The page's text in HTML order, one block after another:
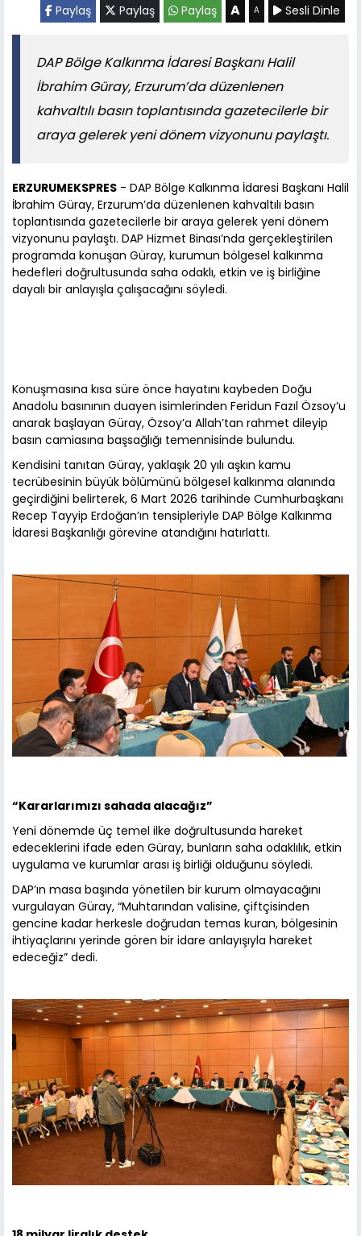
Paylaş Paylaş Paylaş A A Sesli Dinle
DAP Bölge Kalkınma İdaresi Başkanı Halil
İbrahim Güray, Erzurum’da düzenlenen
kahvaltılı basın toplantısında gazetecilerle bir
araya gelerek yeni dönem vizyonunu paylaştı.
ERZURUMEKSPRES - DAP Bölge Kalkınma İdaresi Başkanı Halil
İbrahim Güray, Erzurum’da düzenlenen kahvaltılı basın
toplantısında gazetecilerle bir araya gelerek yeni dönem
vizyonunu paylaştı. DAP Hizmet Binası’nda gerçekleştirilen
programda konuşan Güray, kurumun bölgesel kalkınma
hedefleri doğrultusunda saha odaklı, etkin ve iş birliğine
dayalı bir anlayışla çalışacağını söyledi.
Konuşmasına kısa süre önce hayatını kaybeden Doğu
Anadolu basınının duayen isimlerinden Feridun Fazıl Özsoy’u
anarak başlayan Güray, Özsoy’a Allah’tan rahmet dileyip
basın camiasına başsağlığı temennisinde bulundu.
Kendisini tanıtan Güray, yaklaşık 20 yılı aşkın kamu
tecrübesinin büyük bölümünü bölgesel kalkınma alanında
geçirdiğini belirterek, 6 Mart 2026 tarihinde Cumhurbaşkanı
Recep Tayyip Erdoğan’ın tensipleriyle DAP Bölge Kalkınma
İdaresi Başkanlığı görevine atandığını hatırlattı.
“Kararlarımızı sahada alacağız”
Yeni dönemde üç temel ilke doğrultusunda hareket
edeceklerini ifade eden Güray, bunların saha odaklılık, etkin
uygulama ve kurumlar arası iş birliği olduğunu söyledi.
DAP’ın masa başında yönetilen bir kurum olmayacağını
vurgulayan Güray, “Muhtarından valisine, çiftçisinden
gencine kadar herkesle doğrudan temas kuran, bölgesinin
ihtiyaçlarını yerinde gören bir idare anlayışıyla hareket
edeceğiz” dedi.